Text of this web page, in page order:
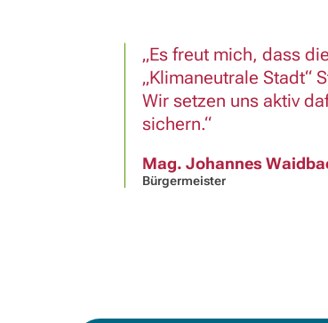
Es freut mich, dass
„Klimaneutrale Stadt“
Wir setzen uns aktiv
sichern.
Mag. Johannes
Bürgermeister